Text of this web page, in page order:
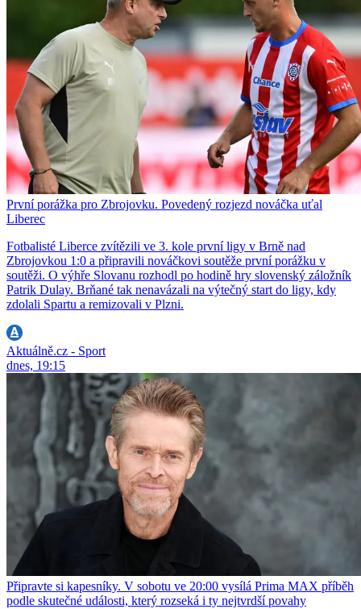
První porážka pro Zbrojovku. Povedený rozjezd nováčka uťal
Liberec
Fotbalisté Liberce zvítězili ve 3. kole první ligy v Brně nad
Zbrojovkou 1:0 a připravili nováčkovi soutěže první porážku v
soutěži. O výhře Slovanu rozhodl po hodině hry slovenský záložník
Patrik Dulay. Brňané tak nenavázali na výtečný start do ligy, kdy
zdolali Spartu a remizovali v Plzni.
Aktuálně.cz - Sport
dnes, 19:15
Připravte si kapesníky. V sobotu ve 20:00 vysílá Prima MAX příběh
podle skutečné události, který rozseká i ty nejtvrdší povahy